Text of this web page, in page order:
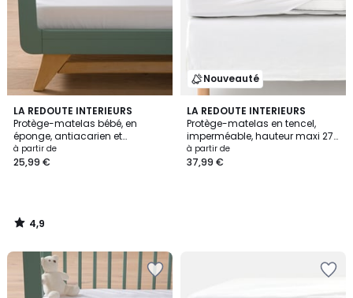
LA REDOUTE INTERIEURS
Protège-matelas bébé, en
éponge, antiacarien et
imperméable, hauteur max 14
cm
Prix
à
25,99
€.
à partir de
25,99 €
4,9
/ 5
4,9
/
Nouveauté
LA REDOUTE INTERIEURS
Protège-matelas en tencel,
imperméable, hauteur maxi 27
cm
à partir de
37,99 €